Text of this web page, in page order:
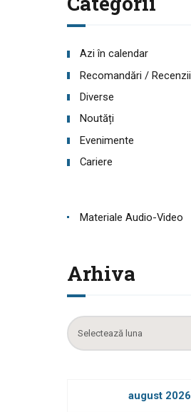
Azi în calendar
Recomandări / Recenzii
Diverse
Noutăți
Evenimente
Cariere
Materiale Audio-Video
Arhiva
Arhiva
august 2026